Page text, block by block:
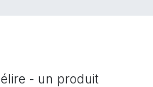
- un produit